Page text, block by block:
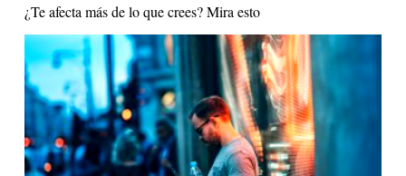
¿Te afecta más de lo que crees? Mira esto